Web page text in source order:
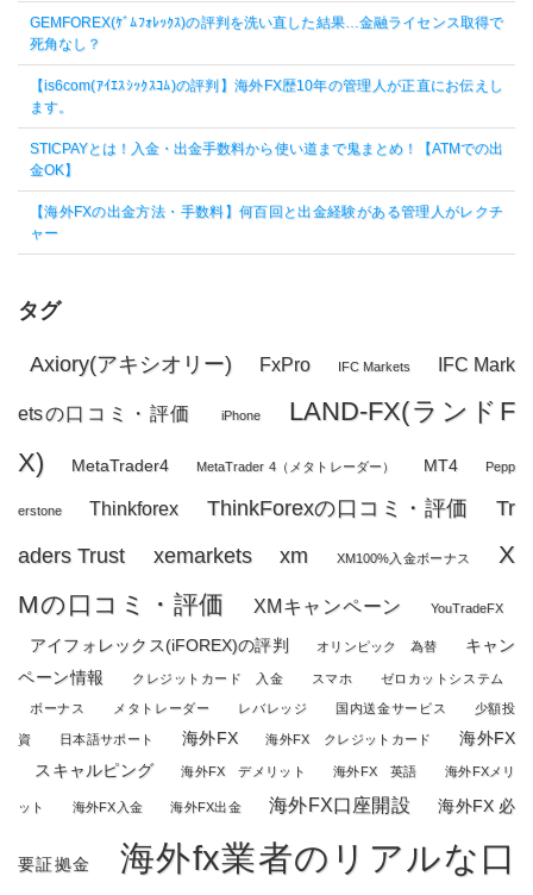
GEMFOREX(ｹﾞﾑﾌｫﾚｯｸｽ)の評判を洗い直した結果…金融ライセンス取得で
死角なし？
【is6com(ｱｲｴｽｼｯｸｽｺﾑ)の評判】海外FX歴10年の管理人が正直にお伝えし
ます。
STICPAYとは！入金・出金手数料から使い道まで鬼まとめ！【ATMでの出
金OK】
【海外FXの出金方法・手数料】何百回と出金経験がある管理人がレクチ
ャー
タグ
Axiory(アキシオリー) FxPro IFC Markets IFC Mark
etsの口コミ・評価 iPhone
LAND-FX(ランドF
X)
MetaTrader4 MetaTrader 4（メタトレーダー） MT4 Pepp
erstone Thinkforex ThinkForexの口コミ・評価
Tr
aders Trust
xemarkets xm XM100%入金ボーナス
X
Mの口コミ・評価
XMキャンペーン YouTradeFX
アイフォレックス(iFOREX)の評判 オリンピック 為替
キャン
ペーン情報
クレジットカード 入金 スマホ ゼロカットシステム
ボーナス メタトレーダー レバレッジ 国内送金サービス 少額投
資 日本語サポート 海外FX 海外FX クレジットカード
海外FX
スキャルピング
海外FX デメリット 海外FX 英語 海外FXメリ
ット 海外FX入金 海外FX出金 海外FX口座開設 海外FX 必
要証拠金 海外fx業者のリアルな口